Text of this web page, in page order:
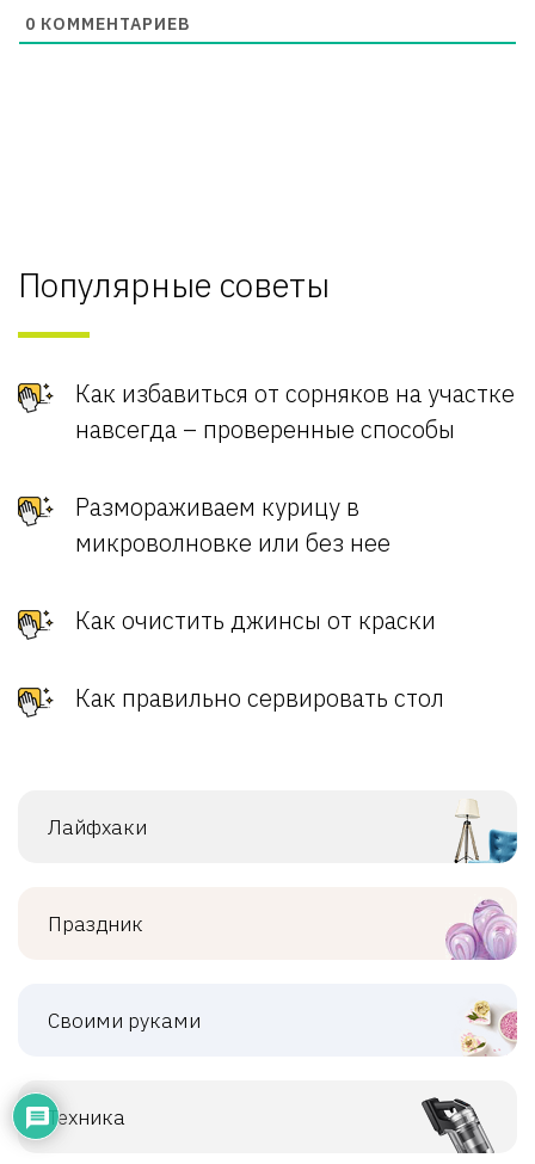
0 КОММЕНТАРИЕВ
Популярные советы
Как избавиться от сорняков на участке
навсегда – проверенные способы
Размораживаем курицу в
микроволновке или без нее
Как очистить джинсы от краски
Как правильно сервировать стол
Лайфхаки
Праздник
Своими руками
Техника